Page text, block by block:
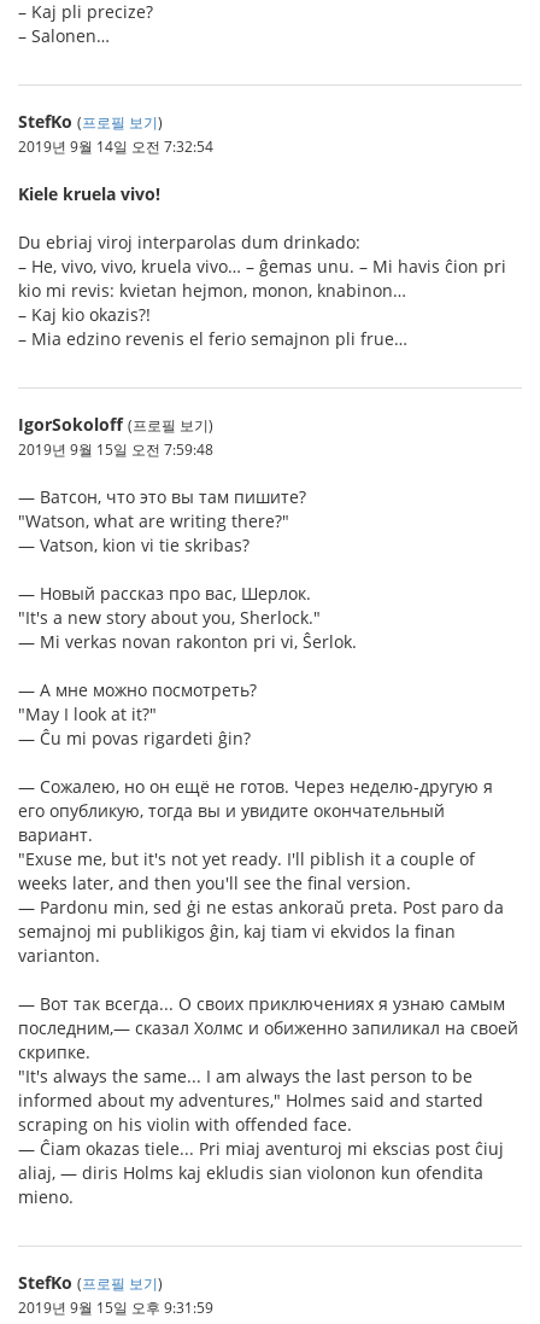
– Kaj pli precize?
– Salonen…
StefKo (프로필 보기)
2019년 9월 14일 오전 7:32:54
Kiele kruela vivo!
Du ebriaj viroj interparolas dum drinkado:
– He, vivo, vivo, kruela vivo… – ĝemas unu. – Mi havis ĉion pri
kio mi revis: kvietan hejmon, monon, knabinon…
– Kaj kio okazis?!
– Mia edzino revenis el ferio semajnon pli frue…
IgorSokoloff (프로필 보기)
2019년 9월 15일 오전 7:59:48
— Ватсон, что это вы там пишите?
"Watson, what are writing there?"
— Vatson, kion vi tie skribas?
— Новый рассказ про вас, Шерлок.
"It's a new story about you, Sherlock."
— Mi verkas novan rakonton pri vi, Ŝerlok.
— А мне можно посмотреть?
"May I look at it?"
— Ĉu mi povas rigardeti ĝin?
— Сожалею, но он ещё не готов. Через неделю-другую я
его опубликую, тогда вы и увидите окончательный
вариант.
"Exuse me, but it's not yet ready. I'll piblish it a couple of
weeks later, and then you'll see the final version.
— Pardonu min, sed ġi ne estas ankoraŭ preta. Post paro da
semajnoj mi publikigos ĝin, kaj tiam vi ekvidos la finan
varianton.
— Вот так всегда... О своих приключениях я узнаю самым
последним,— сказал Холмс и обиженно запиликал на своей
скрипке.
"It's always the same... I am always the last person to be
informed about my adventures," Holmes said and started
scraping on his violin with offended face.
— Ĉiam okazas tiele... Pri miaj aventuroj mi ekscias post ĉiuj
aliaj, — diris Holms kaj ekludis sian violonon kun ofendita
mieno.
StefKo (프로필 보기)
2019년 9월 15일 오후 9:31:59